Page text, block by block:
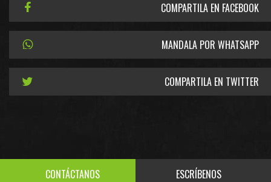
COMPARTILA EN FACEBOOK
MANDALA POR WHATSAPP
COMPARTILA EN TWITTER
CONTÁCTANOS ESCRÍBENOS